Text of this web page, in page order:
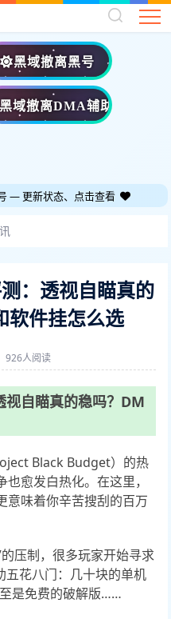
黑域撤离黑号
黑域撤离DMA辅助
— 更新状态、点击查看
：透视自瞄真的
软件挂怎么选
926人阅读
视自瞄真的稳吗？DM
Black Budget）的热
愈发白热化。在这里，
意味着你辛苦搜刮的百万
压制，很多玩家开始寻求
五花八门：几十块的单机
是免费的破解版……